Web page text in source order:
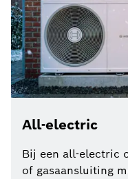
All-electric
Bij een all-electric
of gasaansluiting